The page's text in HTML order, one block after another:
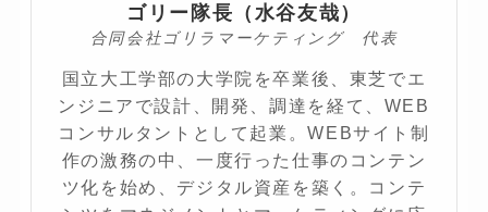
ゴリー隊長（水谷友哉）
合同会社ゴリラマーケティング 代表
国立大工学部の大学院を卒業後、東芝でエ
ンジニアで設計、開発、調達を経て、WEB
コンサルタントとして起業。WEBサイト制
作の激務の中、一度行った仕事のコンテン
ツ化を始め、デジタル資産を築く。コンテ